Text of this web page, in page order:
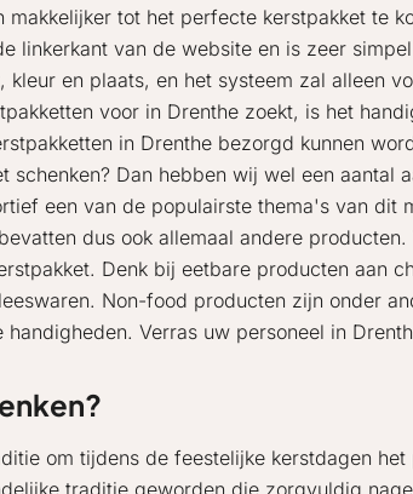
tot het perfecte kerstpakket te
linkerkant van de website en is zeer
en plaats, en het systeem zal alleen
voor in Drenthe zoekt, is het
in Drenthe bezorgd kunnen
Dan hebben wij wel een aantal
een van de populairste thema's van dit
dus ook allemaal andere
Denk bij eetbare producten aan
Non-food producten zijn onder
Verras uw personeel in
om tijdens de feestelijke kerstdagen